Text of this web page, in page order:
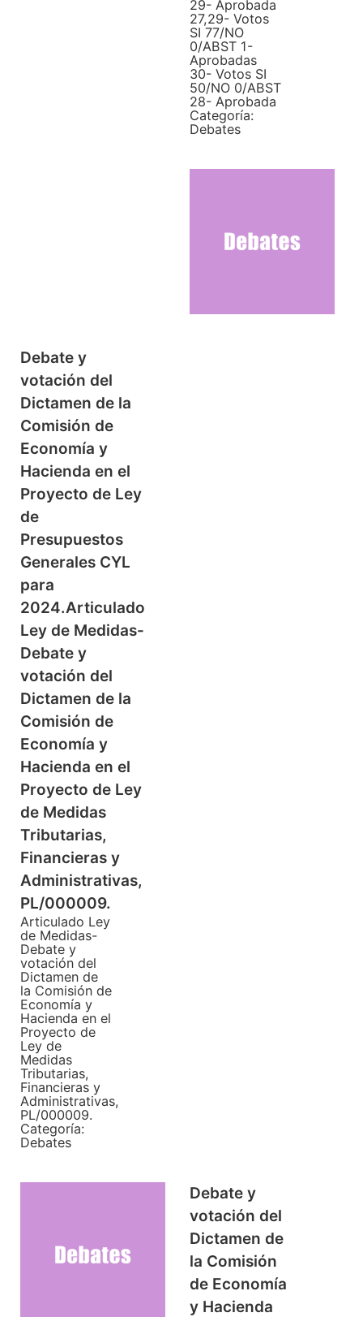
29- Aprobada
27,29- Votos
SI 77/NO
0/ABST 1-
Aprobadas
30- Votos SI
50/NO 0/ABST
28- Aprobada
Categoría:
Debates
Debate y
votación del
Dictamen de la
Comisión de
Economía y
Hacienda en el
Proyecto de Ley
de
Presupuestos
Generales CYL
para
2024.Articulado
Ley de Medidas-
Debate y
votación del
Dictamen de la
Comisión de
Economía y
Hacienda en el
Proyecto de Ley
de Medidas
Tributarias,
Financieras y
Administrativas,
PL/000009.
Articulado Ley
de Medidas-
Debate y
votación del
Dictamen de
la Comisión de
Economía y
Hacienda en el
Proyecto de
Ley de
Medidas
Tributarias,
Financieras y
Administrativas,
PL/000009.
Categoría:
Debates
Debate y
votación del
Dictamen de
la Comisión
de Economía
y Hacienda